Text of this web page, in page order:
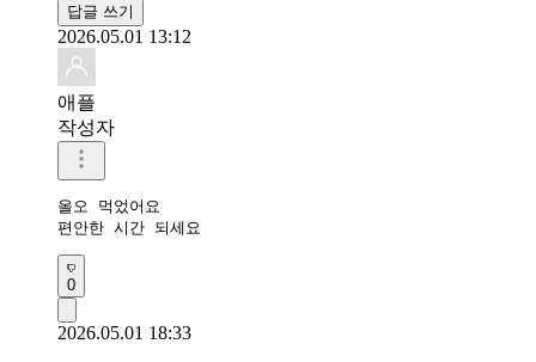
답글 쓰기
2026.05.01 13:12
애플
작성자
올오 먹었어요
편안한 시간 되세요
0
2026.05.01 18:33